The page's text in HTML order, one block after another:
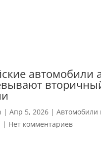
автомобили
| Апр 5, 2026| Автомобили
| Нет комментариев